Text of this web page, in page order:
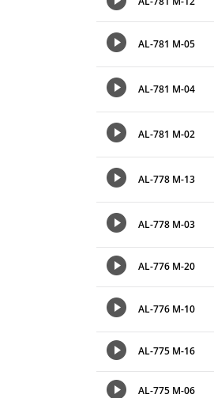
AL-781 M-05
AL-781 M-04
AL-781 M-02
AL-778 M-13
AL-778 M-03
AL-776 M-20
AL-776 M-10
AL-775 M-16
AL-775 M-06